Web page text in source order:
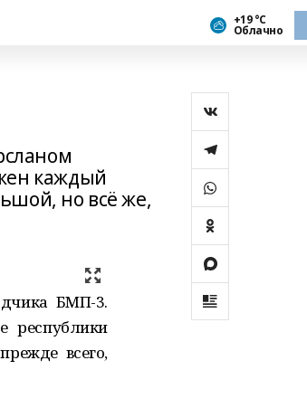
+19 °С
Облачно
каждый
но всё же,
БМП-3.
республики
всего,